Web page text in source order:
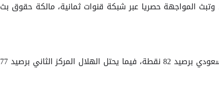
المواجهة حصريا عبر شبكة قنوات ثمانية، مالكة حقوق بث
السعودي برصيد 82 نقطة، فيما يحتل الهلال المركز الثاني برصيد 77